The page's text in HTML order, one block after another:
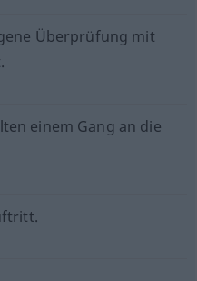
Überprüfung mit
einem Gang an die